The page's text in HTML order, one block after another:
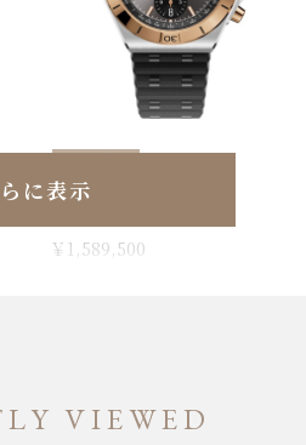
クロノマット B01 42
￥1,589,500
に表示
VIEWED